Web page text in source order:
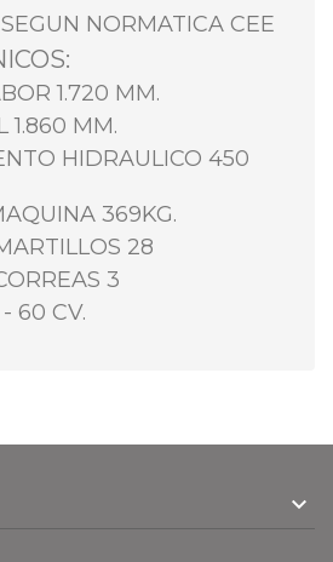
NORMATICA CEE
1.720 MM.
1.860 MM.
HIDRAULICO 450
369KG.
28
3
60 CV.
